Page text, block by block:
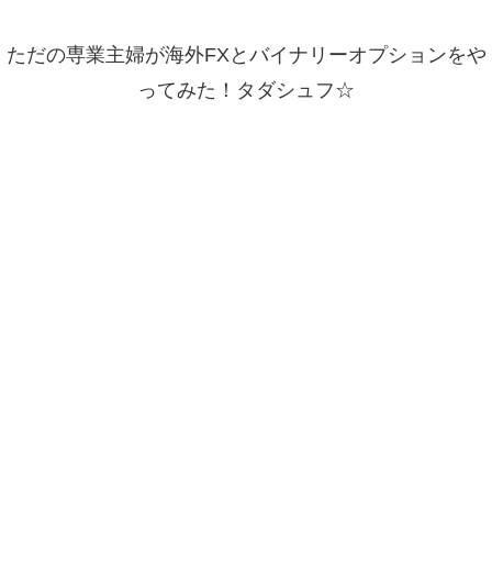
ただの専業主婦が海外FXとバイナリーオプションをや
ってみた！タダシュフ☆